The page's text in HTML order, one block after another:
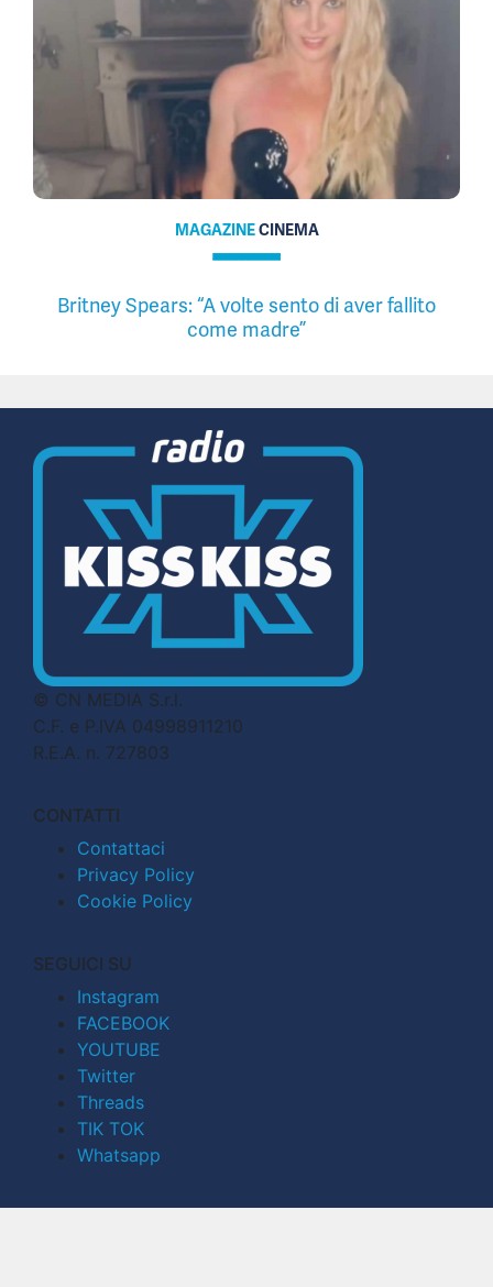
MAGAZINECINEMA
Britney Spears: “A volte sento di aver fallito
come madre”
© CN MEDIA S.r.l.
C.F. e P.IVA 04998911210
R.E.A. n. 727803
CONTATTI
Contattaci
Privacy Policy
Cookie Policy
SEGUICI SU
Instagram
FACEBOOK
YOUTUBE
Twitter
Threads
TIK TOK
Whatsapp